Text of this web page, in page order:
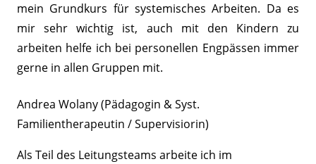
mein Grundkurs für systemisches Arbeiten. Da es
mir sehr wichtig ist, auch mit den Kindern zu
arbeiten helfe ich bei personellen Engpässen immer
gerne in allen Gruppen mit.
Andrea Wolany (Pädagogin & Syst.
Familientherapeutin / Supervisiorin)
Als Teil des Leitungsteams arbeite ich im